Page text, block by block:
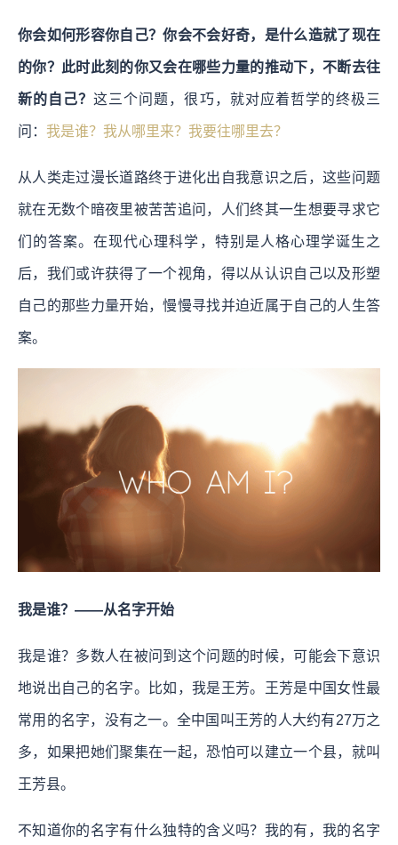
你会如何形容你自己？你会不会好奇，是什么造就了现在
的你？此时此刻的你又会在哪些力量的推动下，不断去往
新的自己？这三个问题，很巧，就对应着哲学的终极三
问： 我是谁？我从哪里来？我要往哪里去？
从人类走过漫长道路终于进化出自我意识之后，这些问题
就在无数个暗夜里被苦苦追问，人们终其一生想要寻求它
们的答案。在现代心理科学，特别是人格心理学诞生之
后，我们或许获得了一个视角，得以从认识自己以及形塑
自己的那些力量开始，慢慢寻找并迫近属于自己的人生答
案。
我是谁？——从名字开始
我是谁？多数人在被问到这个问题的时候，可能会下意识
地说出自己的名字。比如，我是王芳。王芳是中国女性最
常用的名字，没有之一。全中国叫王芳的人大约有27万之
多，如果把她们聚集在一起，恐怕可以建立一个县，就叫
王芳县。
不知道你的名字有什么独特的含义吗？我的有，我的名字